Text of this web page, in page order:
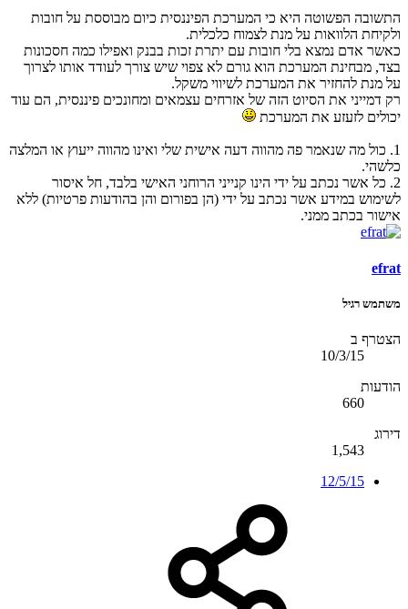
התשובה הפשוטה היא כי המערכת הפיננסית כיום מבוססת על חובות
ולקיחת הלוואות על מנת לצמוח כלכלית.
כאשר אדם נמצא בלי חובות עם יתרת זכות בבנק ואפילו כמה חסכונות
בצד, מבחינת המערכת הוא גורם לא צפוי שיש צורך לעודד אותו לצרוך
על מנת להחזיר את המערכת לשיווי משקל.
רק דמייני את הסיוט הזה של אזרחים עצמאים ומחונכים פיננסית, הם עוד
יכולים לזעזע את המערכת
1. כול מה שנאמר פה מהווה דעה אישית שלי ואינו מהווה ייעוץ או המלצה
כלשהי.
2. כל אשר נכתב על ידי הינו קנייני הרוחני האישי בלבד, חל איסור
לשימוש במידע אשר נכתב על ידי (הן בפורום והן בהודעות פרטיות) ללא
אישור בכתב ממני.
efrat
משתמש רגיל
הצטרף ב
10/3/15
הודעות
660
דירוג
1,543
12/5/15